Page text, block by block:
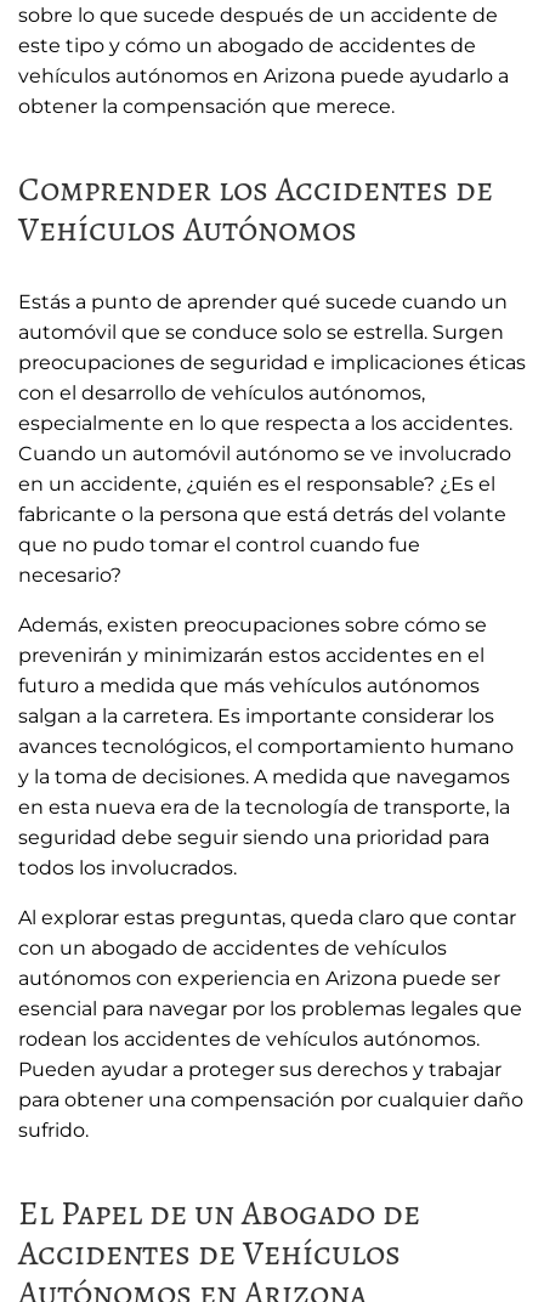
sobre lo que sucede después de un accidente de
este tipo y cómo un abogado de accidentes de
vehículos autónomos en Arizona puede ayudarlo a
obtener la compensación que merece.
Comprender los Accidentes de
Vehículos Autónomos
Estás a punto de aprender qué sucede cuando un
automóvil que se conduce solo se estrella. Surgen
preocupaciones de seguridad e implicaciones éticas
con el desarrollo de vehículos autónomos,
especialmente en lo que respecta a los accidentes.
Cuando un automóvil autónomo se ve involucrado
en un accidente, ¿quién es el responsable? ¿Es el
fabricante o la persona que está detrás del volante
que no pudo tomar el control cuando fue
necesario?
Además, existen preocupaciones sobre cómo se
prevenirán y minimizarán estos accidentes en el
futuro a medida que más vehículos autónomos
salgan a la carretera. Es importante considerar los
avances tecnológicos, el comportamiento humano
y la toma de decisiones. A medida que navegamos
en esta nueva era de la tecnología de transporte, la
seguridad debe seguir siendo una prioridad para
todos los involucrados.
Al explorar estas preguntas, queda claro que contar
con un abogado de accidentes de vehículos
autónomos con experiencia en Arizona puede ser
esencial para navegar por los problemas legales que
rodean los accidentes de vehículos autónomos.
Pueden ayudar a proteger sus derechos y trabajar
para obtener una compensación por cualquier daño
sufrido.
El Papel de un Abogado de
Accidentes de Vehículos